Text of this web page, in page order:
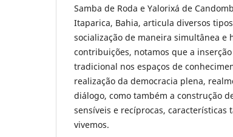
Samba de Roda e Yalorixá de
Itaparica, Bahia, articula diversos
socialização de maneira simultânea e
contribuições, notamos que a
tradicional nos espaços de
realização da democracia plena,
diálogo, como também a construção
sensíveis e recíprocas, características
vivemos.